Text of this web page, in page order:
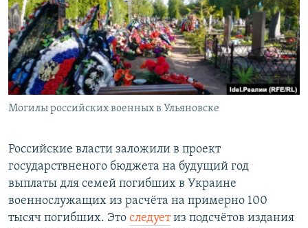
ПОДПИШИТЕСЬ НА РАССЫЛКУ
СОЦИАЛЬНЫЕ СЕТИ
Все сайты РСЕ/РС
Могилы российских военных в Ульяновске
Российские власти заложили в проект
государствненого бюджета на будущий год
выплаты для семей погибших в Украине
военнослужащих из расчёта на примерно 100
тысяч погибших. Это следуетиз подсчётов издания